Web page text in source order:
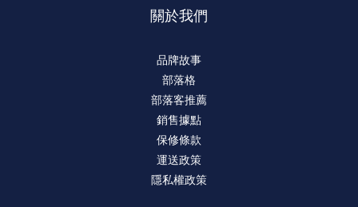
關於我們
品牌故事
部落格
部落客推薦
銷售據點
保修條款
運送政策
隱私權政策